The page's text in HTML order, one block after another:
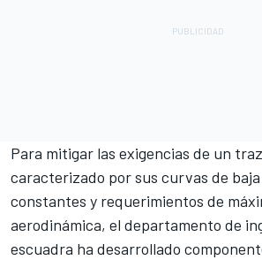
Para mitigar las exigencias de un
caracterizado por sus curvas de
constantes y requerimientos de
aerodinámica, el departamento de
escuadra ha desarrollado